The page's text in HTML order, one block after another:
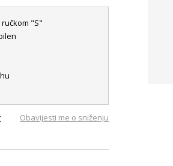
"S"
Obavijesti me o sniženju